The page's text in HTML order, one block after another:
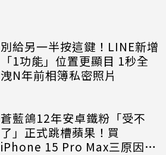
別給另一半按這鍵！LINE新增
「1功能」位置更顯目 1秒全
洩N年前相簿私密照片
蒼藍鴿12年安卓鐵粉「受不
了」正式跳槽蘋果！買
iPhone 15 Pro Max三原因曝